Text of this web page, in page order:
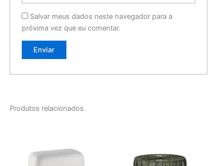
Salvar meus dados neste navegador para a
próxima vez que eu comentar.
Produtos relacionados